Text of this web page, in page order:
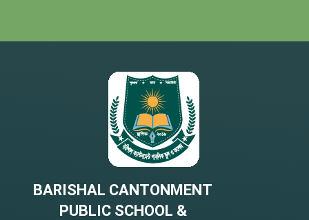
BARISHAL CANTONMENT
PUBLIC SCHOOL &